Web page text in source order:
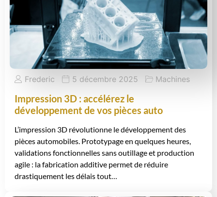
Frederic 5 décembre 2025 Machines
Impression 3D : accélérez le
développement de vos pièces auto
L’impression 3D révolutionne le développement des
pièces automobiles. Prototypage en quelques heures,
validations fonctionnelles sans outillage et production
agile : la fabrication additive permet de réduire
drastiquement les délais tout…